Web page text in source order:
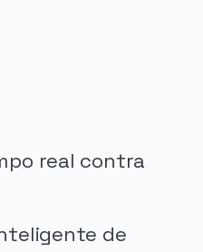
real contra
de